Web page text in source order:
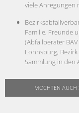
viele Anregungen
Familie, Freunde
(Abfallberater
Lohnsburg,
Sammlung in den
MÖCHTEN AUCH